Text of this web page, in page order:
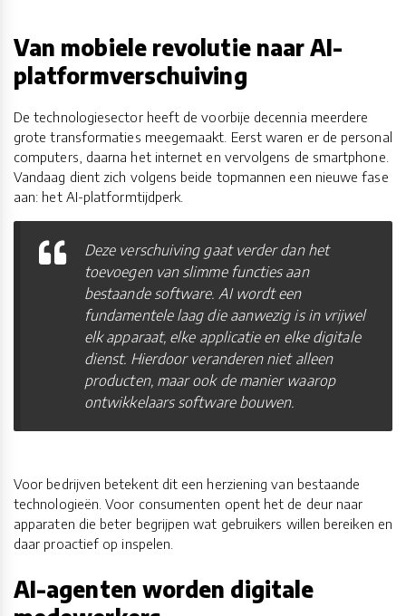
Van mobiele revolutie naar AI-
platformverschuiving
De technologiesector heeft de voorbije decennia meerdere
grote transformaties meegemaakt. Eerst waren er de personal
computers, daarna het internet en vervolgens de smartphone.
Vandaag dient zich volgens beide topmannen een nieuwe fase
aan: het AI-platformtijdperk.
Deze verschuiving gaat verder dan het
toevoegen van slimme functies aan
bestaande software. AI wordt een
fundamentele laag die aanwezig is in vrijwel
elk apparaat, elke applicatie en elke digitale
dienst. Hierdoor veranderen niet alleen
producten, maar ook de manier waarop
ontwikkelaars software bouwen.
Voor bedrijven betekent dit een herziening van bestaande
technologieën. Voor consumenten opent het de deur naar
apparaten die beter begrijpen wat gebruikers willen bereiken en
daar proactief op inspelen.
AI-agenten worden digitale